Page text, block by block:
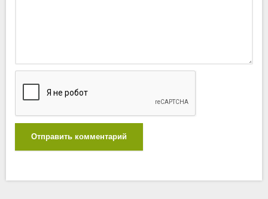
Отправить комментарий